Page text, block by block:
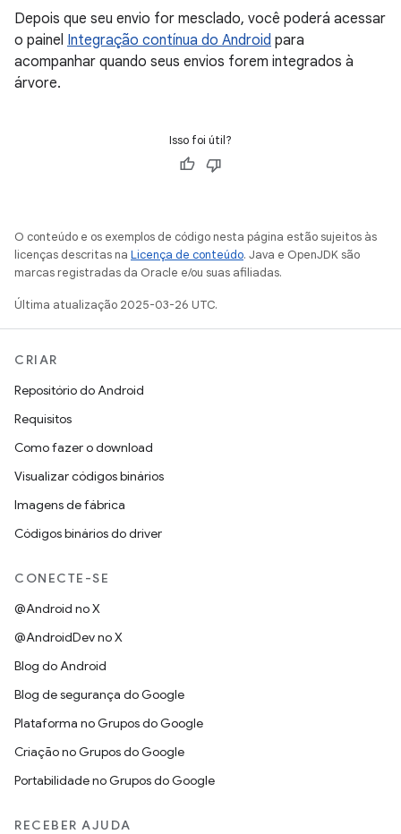
Depois que seu envio for mesclado, você poderá acessar
o painel Integração contínua do Android para
acompanhar quando seus envios forem integrados à
árvore.
Isso foi útil?
O conteúdo e os exemplos de código nesta página estão sujeitos às
licenças descritas na Licença de conteúdo. Java e OpenJDK são
marcas registradas da Oracle e/ou suas afiliadas.
Última atualização 2025-03-26 UTC.
CRIAR
Repositório do Android
Requisitos
Como fazer o download
Visualizar códigos binários
Imagens de fábrica
Códigos binários do driver
CONECTE-SE
@Android no X
@AndroidDev no X
Blog do Android
Blog de segurança do Google
Plataforma no Grupos do Google
Criação no Grupos do Google
Portabilidade no Grupos do Google
RECEBER AJUDA